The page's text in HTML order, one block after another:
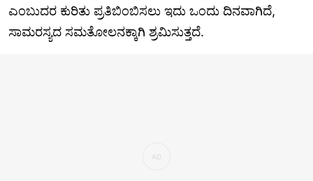
ಎಂಬುದರ ಕುರಿತು ಪ್ರತಿಬಿಂಬಿಸಲು ಇದು ಒಂದು ದಿನವಾಗಿದೆ,
ಸಾಮರಸ್ಯದ ಸಮತೋಲನಕ್ಕಾಗಿ ಶ್ರಮಿಸುತ್ತದೆ.